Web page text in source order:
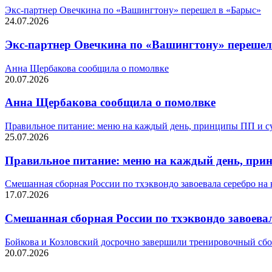
Экс-партнер Овечкина по «Вашингтону» перешел в «Барыс»
24.07.2026
Экс-партнер Овечкина по «Вашингтону»
Анна Щербакова сообщила о помолвке
20.07.2026
Анна Щербакова сообщила о помолвке
Правильное питание: меню на каждый день, принципы ПП и
25.07.2026
Правильное питание: меню на каждый день,
Смешанная сборная России по тхэквондо завоевала серебро
17.07.2026
Смешанная сборная России по тхэквондо
Бойкова и Козловский досрочно завершили тренировочный
20.07.2026